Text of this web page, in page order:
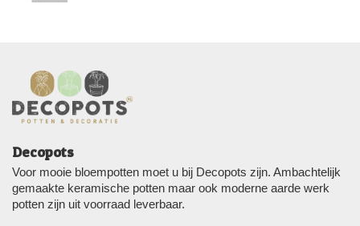
Decopots
Voor mooie bloempotten moet u bij Decopots zijn. Ambachtelijk
gemaakte keramische potten maar ook moderne aarde werk
potten zijn uit voorraad leverbaar.